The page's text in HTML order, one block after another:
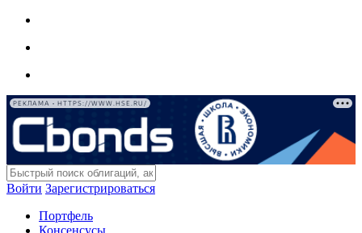
РЕКЛАМА • HTTPS://WWW.HSE.RU/
Войти Зарегистрироваться
Портфель